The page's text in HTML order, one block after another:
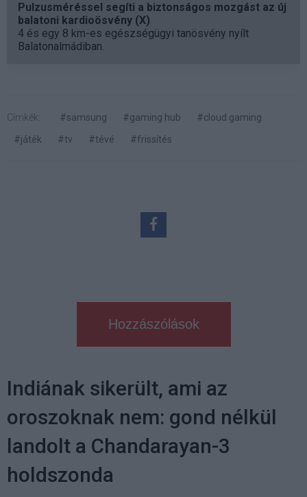
Pulzusméréssel segíti a biztonságos mozgást az új
balatoni kardioösvény (X)
4 és egy 8 km-es egészségügyi tanösvény nyílt
Balatonalmádiban.
Címkék: #samsung #gaming hub
#cloud gaming
#játék
#tv #tévé #frissítés
Hozzászólások
Indiának sikerült, ami az
oroszoknak nem: gond nélkül
landolt a Chandarayan-3
holdszonda